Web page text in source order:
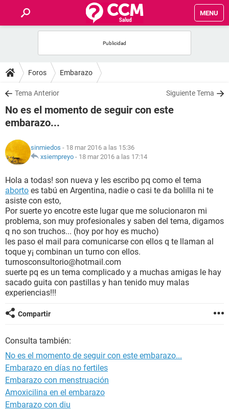
MENU
FOROS
SALUD
FAMILIA
NUTRICIÓN
SEXUALIDAD
GLOSARIO
Foros Embarazo
Tema Anterior Siguiente Tema
No es el momento de seguir con este
embarazo...
sinmiedos - 18 mar 2016 a las 15:36
xsiempreyo - 18 mar 2016 a las 17:14
Hola a todas! son nueva y les escribo pq como el tema
aborto es tabú en Argentina, nadie o casi te da bolilla ni te
asiste con esto,
Por suerte yo encotre este lugar que me solucionaron mi
problema, son muy profesionales y saben del tema, digamos
q no son truchos... (hoy por hoy es mucho)
les paso el mail para comunicarse con ellos q te llaman al
toque y¡ combinan un turno con ellos.
turnosconsultorio@hotmail.com
suerte pq es un tema complicado y a muchas amigas le hay
sacado guita con pastillas y han tenido muy malas
experiencias!!!
Compartir
Consulta también:
No es el momento de seguir con este embarazo...
Embarazo en días no fertiles
Embarazo con menstruación
Amoxicilina en el embarazo
Embarazo con diu